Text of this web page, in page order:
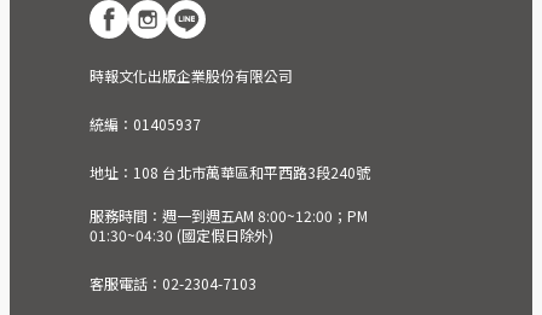
時報文化出版企業股份有限公司
統編：01405937
地址：108 台北市萬華區和平西路3段240號
服務時間：週一到週五AM 8:00~12:00；PM
01:30~04:30 (國定假日除外)
客服電話：02-2304-7103